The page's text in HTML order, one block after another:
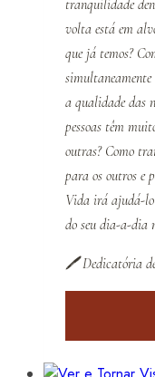
tranquilidade
volta está em
que já temos?
a qualidade das
pessoas têm
outras? Como
para os outros e
Vida irá ajudá-lo
do seu dia-a-dia
🖊️Dedicatória